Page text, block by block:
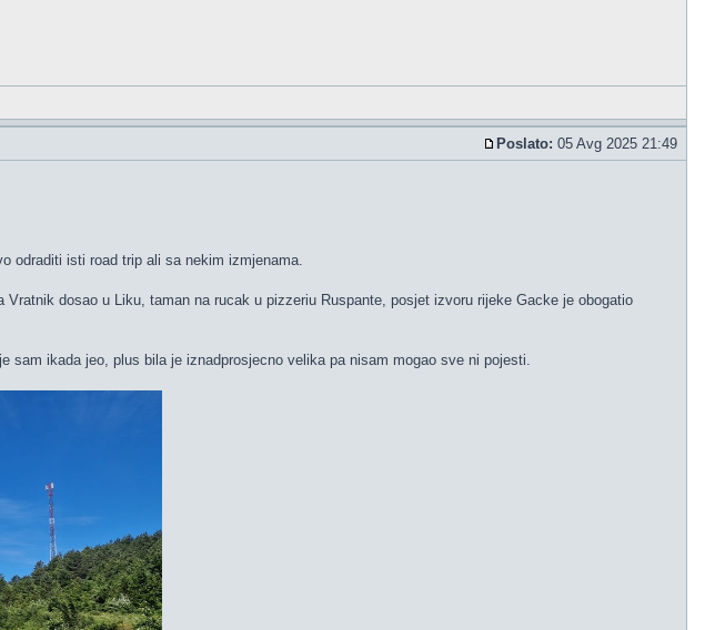
Poslato: 05 Avg 2025 21:49
odraditi isti road trip ali sa nekim izmjenama.
dosao u Liku, taman na rucak u pizzeriu Ruspante, posjet izvoru rijeke Gacke je obogatio
ikada jeo, plus bila je iznadprosjecno velika pa nisam mogao sve ni pojesti.